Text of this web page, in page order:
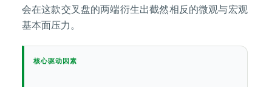
会在这款交叉盘的两端衍生出截然相反的微观与宏观
基本面压力。
核心驱动因素